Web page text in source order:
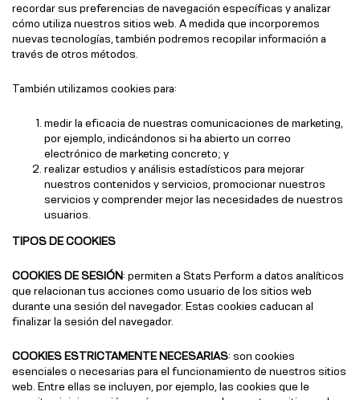
recordar sus preferencias de navegación específicas y analizar
cómo utiliza nuestros sitios web. A medida que incorporemos
nuevas tecnologías, también podremos recopilar información a
través de otros métodos.
También utilizamos cookies para:
medir la eficacia de nuestras comunicaciones de marketing,
por ejemplo, indicándonos si ha abierto un correo
electrónico de marketing concreto; y
realizar estudios y análisis estadísticos para mejorar
nuestros contenidos y servicios, promocionar nuestros
servicios y comprender mejor las necesidades de nuestros
usuarios.
TIPOS DE COOKIES
COOKIES DE SESIÓN: permiten a Stats Perform a datos analíticos
que relacionan tus acciones como usuario de los sitios web
durante una sesión del navegador. Estas cookies caducan al
finalizar la sesión del navegador.
COOKIES ESTRICTAMENTE NECESARIAS: son cookies
esenciales o necesarias para el funcionamiento de nuestros sitios
web. Entre ellas se incluyen, por ejemplo, las cookies que le